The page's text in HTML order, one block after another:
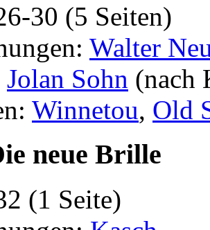
30 (5 Seiten)
Walter
Jolan Sohn (nach
Winnetou, Old
neue Brille
(1 Seite)